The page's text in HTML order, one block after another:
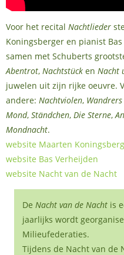
Voor het recital Nachtlieder
Koningsberger en pianist
samen met Schuberts grootste
Abentrot, Nachtstück en Nacht
juwelen uit zijn rijke oeuvre.
andere: Nachtviolen,
Mond, Ständchen, Die Sterne,
Mondnacht.
website Maarten
website Bas Verheijden
website Nacht van de Nacht
De Nacht van de Nacht is
jaarlijks wordt
Milieufederaties.
Tijdens de Nacht van de